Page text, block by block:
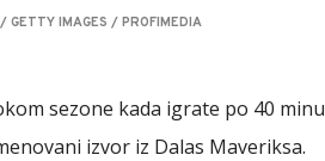
IMAGES / PROFIMEDIA
sezone kada igrate po 40
izvor iz Dalas Maveriksa.